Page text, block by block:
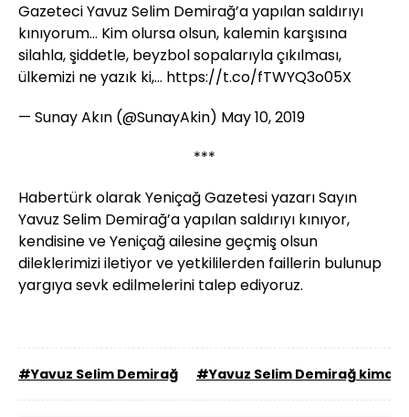
Gazeteci Yavuz Selim Demirağ’a yapılan saldırıyı
kınıyorum... Kim olursa olsun, kalemin karşısına
silahla, şiddetle, beyzbol sopalarıyla çıkılması,
ülkemizi ne yazık ki,… https://t.co/fTWYQ3o05X
— Sunay Akın (@SunayAkin) May 10, 2019
***
Habertürk olarak Yeniçağ Gazetesi yazarı Sayın
Yavuz Selim Demirağ’a yapılan saldırıyı kınıyor,
kendisine ve Yeniçağ ailesine geçmiş olsun
dileklerimizi iletiyor ve yetkililerden faillerin bulunup
yargıya sevk edilmelerini talep ediyoruz.
#Yavuz Selim Demirağ #Yavuz Selim Demirağ kimdir